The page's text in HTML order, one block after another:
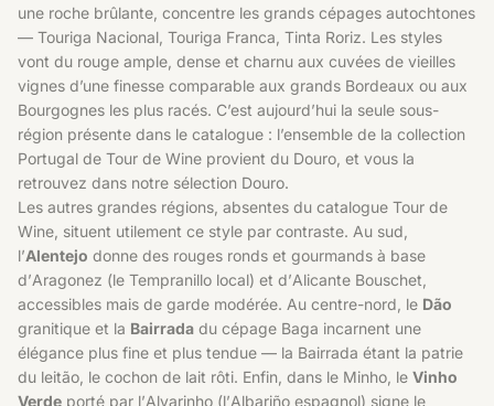
une roche brûlante, concentre les grands cépages autochtones
— Touriga Nacional, Touriga Franca, Tinta Roriz. Les styles
vont du rouge ample, dense et charnu aux cuvées de vieilles
vignes d’une finesse comparable aux grands Bordeaux ou aux
Bourgognes les plus racés. C’est aujourd’hui la seule sous-
région présente dans le catalogue : l’ensemble de la collection
Portugal de Tour de Wine provient du Douro, et vous la
retrouvez dans notre sélection Douro.
Les autres grandes régions, absentes du catalogue Tour de
Wine, situent utilement ce style par contraste. Au sud,
l’Alentejo donne des rouges ronds et gourmands à base
d’Aragonez (le Tempranillo local) et d’Alicante Bouschet,
accessibles mais de garde modérée. Au centre-nord, le Dão
granitique et la Bairrada du cépage Baga incarnent une
élégance plus fine et plus tendue — la Bairrada étant la patrie
du leitão, le cochon de lait rôti. Enfin, dans le Minho, le Vinho
Verde porté par l’Alvarinho (l’Albariño espagnol) signe le